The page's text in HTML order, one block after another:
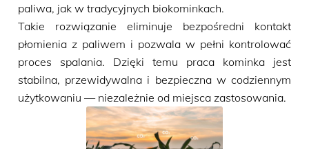
paliwa, jak w tradycyjnych biokominkach.
Takie rozwiązanie eliminuje bezpośredni kontakt
płomienia z paliwem i pozwala w pełni kontrolować
proces spalania. Dzięki temu praca kominka jest
stabilna, przewidywalna i bezpieczna w codziennym
użytkowaniu — niezależnie od miejsca zastosowania.